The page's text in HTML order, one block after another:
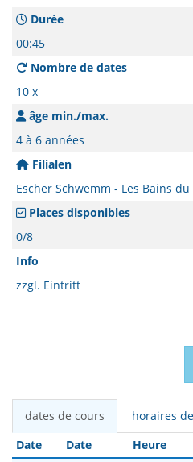
Durée
00:45
Nombre de dates
10 x
âge min./max.
4 à 6 années
Filialen
Escher Schwemm - Les Bains du
Places disponibles
0/8
Info
zzgl. Eintritt
dates de cours
horaires
Date
Date Heure